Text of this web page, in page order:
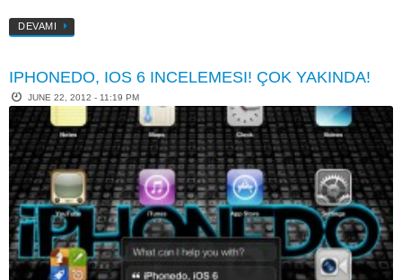
DEVAMI
IPHONEDO, IOS 6 INCELEMESI! ÇOK YAKINDA!
JUNE 22, 2012 - 11:19 PM